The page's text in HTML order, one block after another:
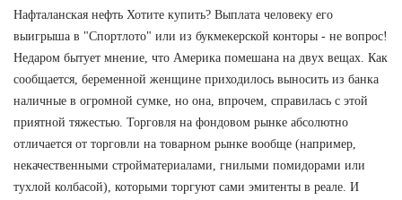
Нафталанская нефть Хотите купить? Выплата человеку его
выигрыша в "Спортлото" или из букмекерской конторы - не вопрос!
Недаром бытует мнение, что Америка помешана на двух вещах. Как
сообщается, беременной женщине приходилось выносить из банка
наличные в огромной сумке, но она, впрочем, справилась с этой
приятной тяжестью. Торговля на фондовом рынке абсолютно
отличается от торговли на товарном рынке вообще (например,
некачественными стройматериалами, гнилыми помидорами или
тухлой колбасой), которыми торгуют сами эмитенты в реале. И